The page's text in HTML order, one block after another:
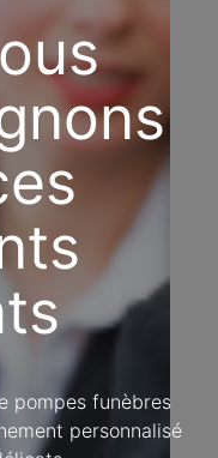
pompes funèbres
personnalisé